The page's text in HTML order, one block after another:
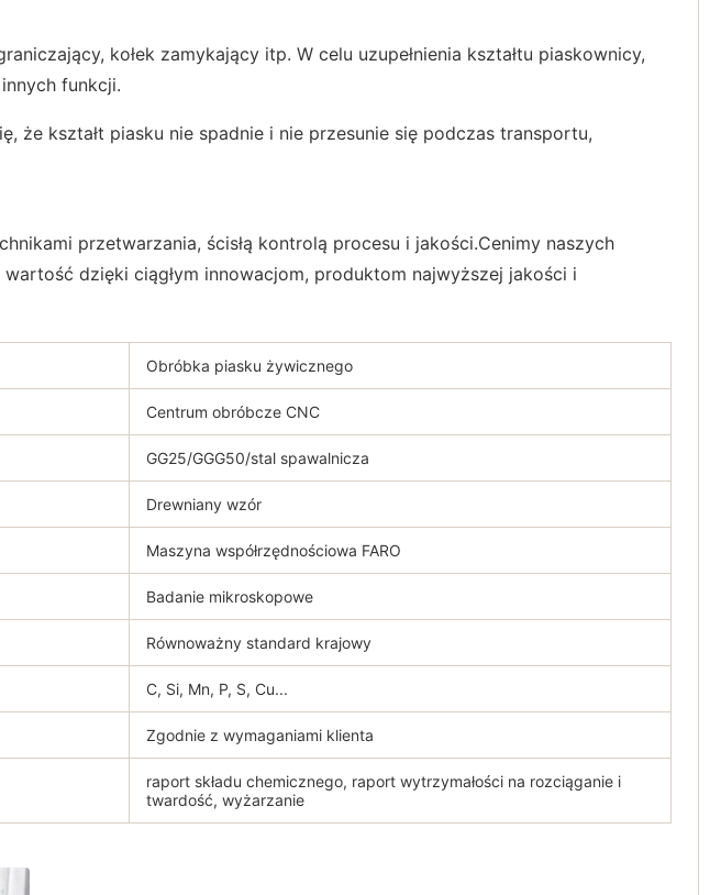
kołek zamykający itp. W celu uzupełnienia kształtu piaskownicy,
funkcji.
że kształt piasku nie spadnie i nie przesunie się podczas transportu,
przetwarzania, ścisłą kontrolą procesu i jakości.Cenimy naszych
dzięki ciągłym innowacjom, produktom najwyższej jakości i
Obróbka piasku żywicznego
Centrum obróbcze CNC
GG25/GGG50/stal spawalnicza
Drewniany wzór
Maszyna współrzędnościowa FARO
Badanie mikroskopowe
Równoważny standard krajowy
C, Si, Mn, P, S, Cu...
Zgodnie z wymaganiami klienta
raport składu chemicznego, raport wytrzymałości na rozciąganie i
twardość, wyżarzanie